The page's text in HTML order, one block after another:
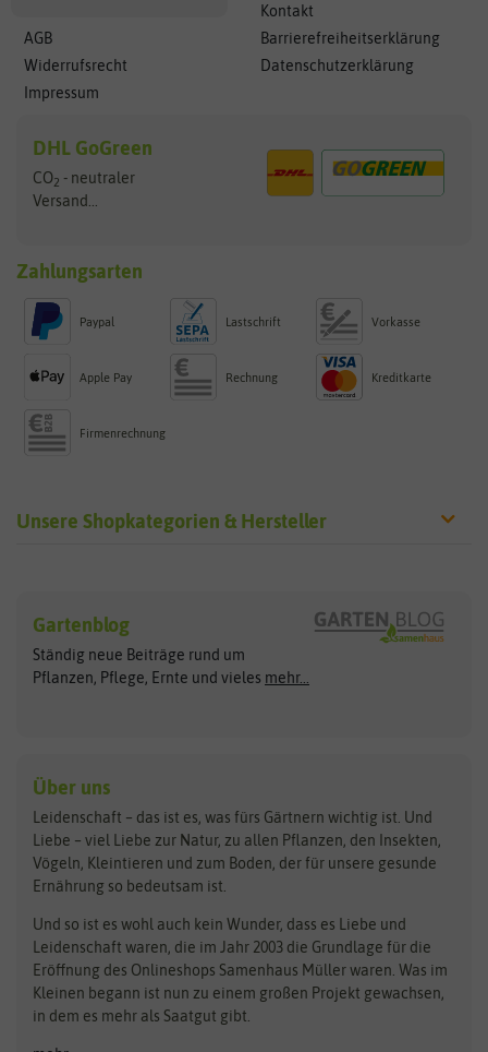
AGB
Widerrufsrecht
Impressum
Kontakt
Barrierefreiheitserklärung
Datenschutzerklärung
DHL GoGreen
CO2 - neutraler
Versand...
Zahlungsarten
Paypal Lastschrift Vorkasse
Apple Pay Rechnung Kreditkarte
Firmenrechnung
Unsere Shopkategorien & Hersteller
Exotische Samen
Gemüsesamen
Gründünger
Kräutersamen
Obstsamen
Pilzbrut
Rasensamen
Steckzwiebeln
Zimmer & Kübelpflanzen
Kataloge
Schnäppchen
Anzucht & Gartenzubehör
Arche Noah
ASB Greenworld
Benary
Bingenheimer Saatgut
Bionana
BIOWOL
Blumicorn
Bûten Birds
Clever Pots
COMPO
Dürr-Samen
Feldsaaten Freudenberger
Fertil
Flora Elite
Gartenblog
Ständig neue Beiträge rund um
Pflanzen, Pflege, Ernte und vieles mehr...
Über uns
Leidenschaft – das ist es, was fürs Gärtnern wichtig ist. Und
Liebe – viel Liebe zur Natur, zu allen Pflanzen, den Insekten,
Vögeln, Kleintieren und zum Boden, der für unsere gesunde
Ernährung so bedeutsam ist.
Und so ist es wohl auch kein Wunder, dass es Liebe und
Leidenschaft waren, die im Jahr 2003 die Grundlage für die
Eröffnung des Onlineshops Samenhaus Müller waren. Was im
Kleinen begann ist nun zu einem großen Projekt gewachsen,
in dem es mehr als Saatgut gibt.